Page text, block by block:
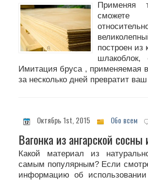
Применяя
сможете
построен из
шлакоблок,
Имитация бруса , применяемая
за несколько дней превратит
Октябрь 1st, 2015 Обо всем
Вагонка из ангарской сосны
Какой материал из
самым популярным? Если
информацию об